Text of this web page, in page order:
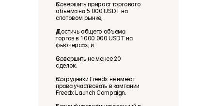
Совершить прирост торгового
объема на 5 000 USDT на
спотовом рынке;
Достичь общего объема
торгов в 1 000 000 USDT на
фьючерсах; и
Совершить не менее 20
сделок.
Сотрудники Freedx не имеют
права участвовать в кампании
Freedx Launch Campaign.